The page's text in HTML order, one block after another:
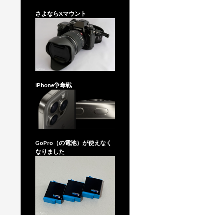
さよならXマウント
iPhone争奪戦
GoPro（の電池）が使えなく
なりました